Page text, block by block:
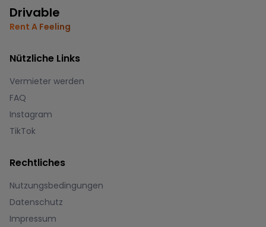
Drivable
Rent A Feeling
Nützliche Links
Vermieter werden
FAQ
Instagram
TikTok
Rechtliches
Nutzungsbedingungen
Datenschutz
Impressum